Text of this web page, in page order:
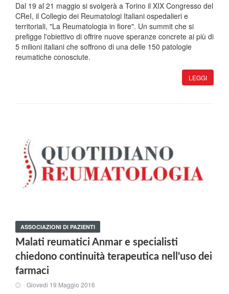
Dal 19 al 21 maggio si svolgerà a Torino il XIX Congresso del
CReI, il Collegio dei Reumatologi Italiani ospedalieri e
territoriali, "La Reumatologia in fiore". Un summit che si
prefigge l'obiettivo di offrire nuove speranze concrete ai più di
5 milioni italiani che soffrono di una delle 150 patologie
reumatiche conosciute.
LEGGI
ASSOCIAZIONI DI PAZIENTI
Malati reumatici Anmar e specialisti
chiedono continuità terapeutica nell'uso dei
farmaci
Giovedi 19 Maggio 2016